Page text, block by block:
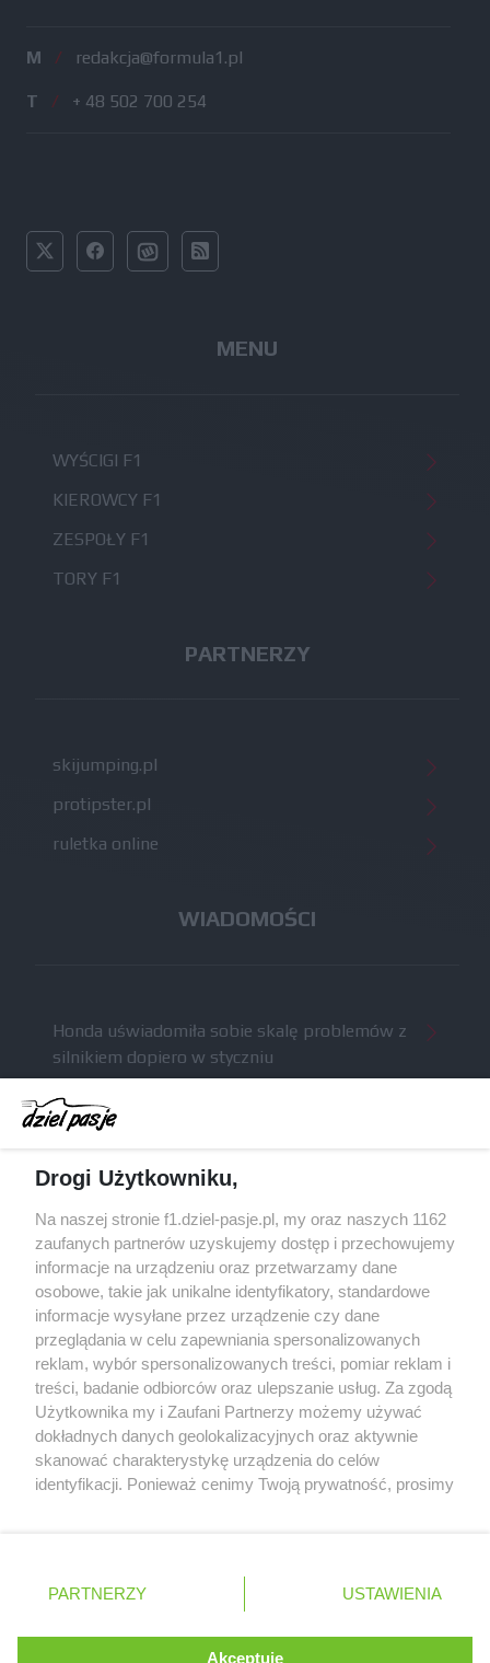
M / redakcja@formula1.pl
T / + 48 502 700 254
MENU
WYŚCIGI F1
KIEROWCY F1
ZESPOŁY F1
TORY F1
PARTNERZY
skijumping.pl
protipster.pl
ruletka online
WIADOMOŚCI
Honda uświadomiła sobie skalę problemów z
silnikiem dopiero w styczniu
Audi planuje wprowadzić jeszcze cztery duże
pakiety poprawek w 2026 roku
samochodów F1
McCullough opuści Astona Martina z końcem
2026 roku
Poszkodowani kibice z GP Las Vegas 2023
otrzymają częściowy zwrot pieniędzy
Polityka prywatności © 2004 - 2026 GPmedia
Kopiowanie treści bez
zgody autorów zabronione.
powiązana w żaden sposób z grupą przedsiębiorstw Formula
Serwis internetowy, z którego korzystasz, używa plików
cookies. Są to pliki instalowane w urządzeniach
końcowych osób korzystających z serwisu, w celu
administrowania serwisem, poprawy jakości
Dowiedz się więcej o naszej polityce
Drogi Użytkowniku,
Na naszej stronie f1.dziel-pasje.pl, my oraz naszych 1162
zaufanych partnerów uzyskujemy dostęp i przechowujemy
informacje na urządzeniu oraz przetwarzamy dane
osobowe, takie jak unikalne identyfikatory, standardowe
informacje wysyłane przez urządzenie czy dane
przeglądania w celu zapewniania spersonalizowanych
reklam, wybór spersonalizowanych treści, pomiar reklam i
treści, badanie odbiorców oraz ulepszanie usług. Za zgodą
Użytkownika my i Zaufani Partnerzy możemy używać
dokładnych danych geolokalizacyjnych oraz aktywnie
skanować charakterystykę urządzenia do celów
identyfikacji. Ponieważ cenimy Twoją prywatność, prosimy
prywatności znajdujący się w lewym dolnym rogu strony
. Niektóre rodzaje przetwarzania danych nie wymagają
takiemu przetwarzaniu. Preferencje będą miały
PARTNERZY USTAWIENIA
Akceptuję